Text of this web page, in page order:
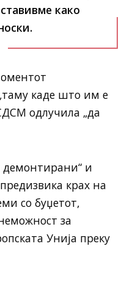
како
каде што им е
одлучила „да
демонтирани“ и
крах на
со буџетот,
за
Унија преку